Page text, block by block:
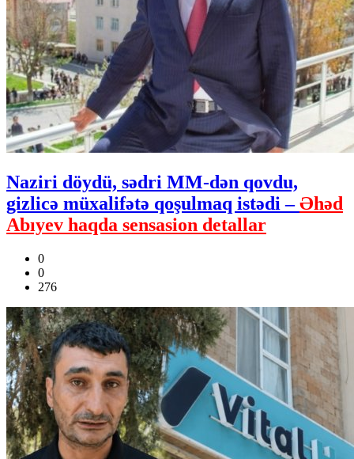
Naziri döydü, sədri MM-dən qovdu,
gizlicə müxalifətə qoşulmaq istədi –Əhəd
Abıyev haqda sensasion detallar
0
0
276